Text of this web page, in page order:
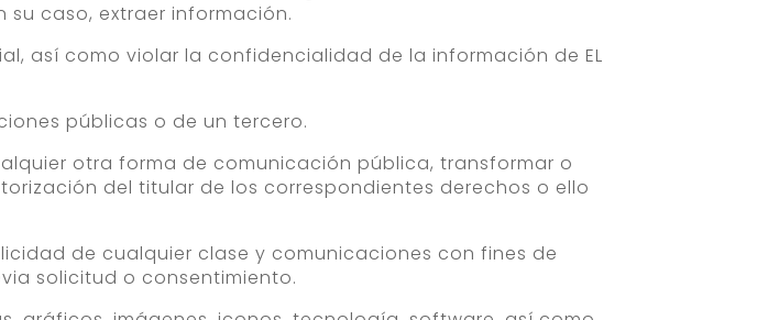
su caso, extraer información.
así como violar la confidencialidad de la información de EL
públicas o de un tercero.
otra forma de comunicación pública, transformar o
del titular de los correspondientes derechos o ello
de cualquier clase y comunicaciones con fines de
solicitud o consentimiento.